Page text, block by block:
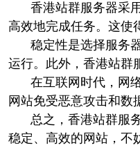
香港站群服务器采
高效地完成任务。这使
稳定性是选择服务
运行。此外，香港站群
在互联网时代，网
网站免受恶意攻击和数
总之，香港站群服
稳定、高效的网站，不